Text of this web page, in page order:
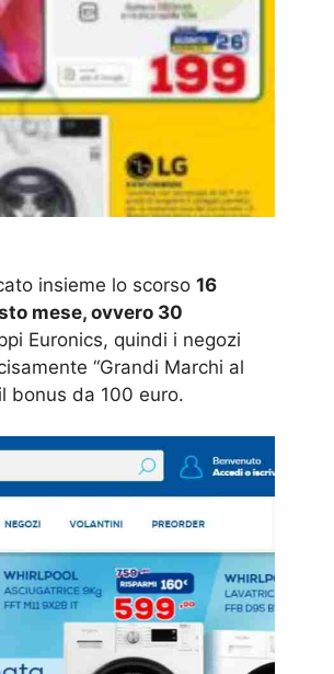
insieme lo scorso 16
mese, ovvero 30
Euronics, quindi i negozi
“Grandi Marchi al
bonus da 100 euro.